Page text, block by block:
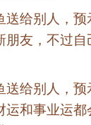
送给别人，预
朋友，不过自
送给别人，
运和事业运